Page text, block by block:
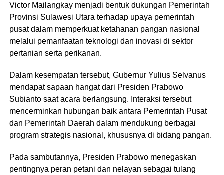
Victor Mailangkay menjadi bentuk dukungan Pemerintah
Provinsi Sulawesi Utara terhadap upaya pemerintah
pusat dalam memperkuat ketahanan pangan nasional
melalui pemanfaatan teknologi dan inovasi di sektor
pertanian serta perikanan.
Dalam kesempatan tersebut, Gubernur Yulius Selvanus
mendapat sapaan hangat dari Presiden Prabowo
Subianto saat acara berlangsung. Interaksi tersebut
mencerminkan hubungan baik antara Pemerintah Pusat
dan Pemerintah Daerah dalam mendukung berbagai
program strategis nasional, khususnya di bidang pangan.
Pada sambutannya, Presiden Prabowo menegaskan
pentingnya peran petani dan nelayan sebagai tulang